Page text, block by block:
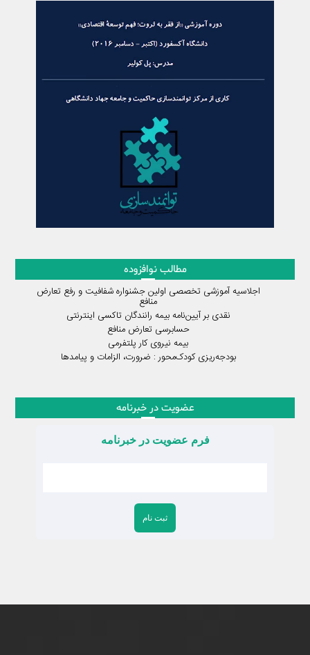
مطالب نوافزوده
اجلاسیه آموزشی تخصصی اولین جشنواره شفافیت و رفع تعارض
منافع
نقدی بر آیین‌نامه بیمه رانندگان تاکسی اینترنتی
حسابرسی تعارض منافع
بیمه نیروی کار پلتفرمی
بودجه‌ریزی کودک‌محور : ضرورت، الزامات و پیامدها
عضویت در خبرنامه
فرم عضویت در خبرنامه